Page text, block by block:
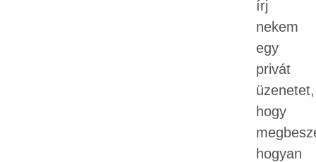
írj
nekem
egy
privát
üzenetet,
hogy
hogyan